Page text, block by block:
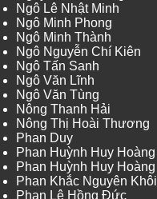
Ngô Lê Nhật Minh
Ngô Minh Phong
Ngô Minh Thành
Ngô Nguyễn Chí Kiên
Ngô Tấn Sanh
Ngô Văn Lĩnh
Ngô Văn Tùng
Nông Thanh Hải
Nông Thị Hoài Thương
Phan Duy
Phan Huỳnh Huy Hoàng
Phan Huỳnh Huy Hoàng
Phan Khắc Nguyên Khôi
Phan Lê Hồng Đức